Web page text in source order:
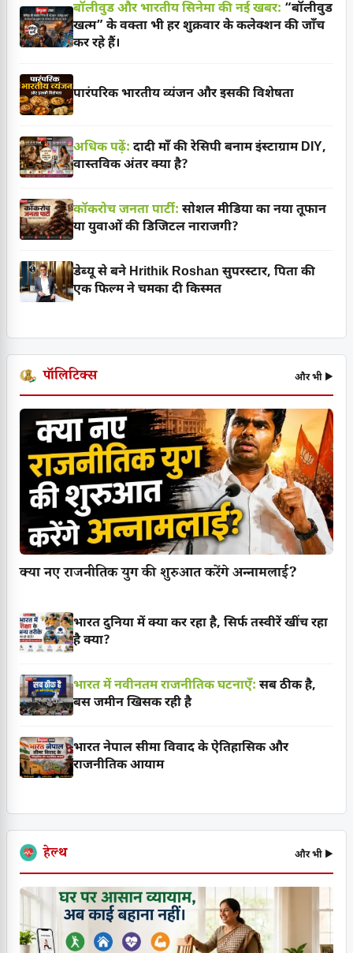
बॉलीवुड और भारतीय सिनेमा की नई खबर: “बॉलीवुड
खत्म” के वक्ता भी हर शुक्रवार के कलेक्शन की जाँच
कर रहे हैं।
पारंपरिक भारतीय व्यंजन और इसकी विशेषता
अधिक पढ़ें: दादी माँ की रेसिपी बनाम इंस्टाग्राम DIY,
वास्तविक अंतर क्या है?
कॉकरोच जनता पार्टी: सोशल मीडिया का नया तूफान
या युवाओं की डिजिटल नाराजगी?
डेब्यू से बने Hrithik Roshan सुपरस्टार, पिता की
एक फिल्म ने चमका दी किस्मत
पॉलिटिक्स और भी ▶
क्या नए राजनीतिक युग की शुरुआत करेंगे अन्नामलाई?
भारत दुनिया में क्या कर रहा है, सिर्फ तस्वीरें खींच रहा
है क्या?
भारत में नवीनतम राजनीतिक घटनाएँ: सब ठीक है,
बस जमीन खिसक रही है
भारत नेपाल सीमा विवाद के ऐतिहासिक और
राजनीतिक आयाम
हेल्थ और भी ▶